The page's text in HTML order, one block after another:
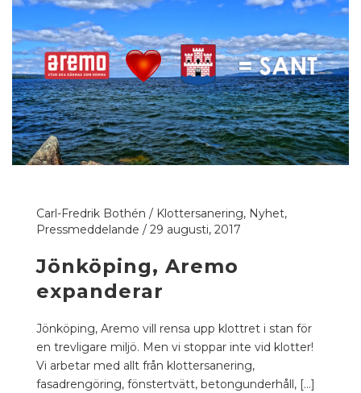
Carl-Fredrik Bothén / Klottersanering, Nyhet,
Pressmeddelande / 29 augusti, 2017
Jönköping, Aremo
expanderar
Jönköping, Aremo vill rensa upp klottret i stan för
en trevligare miljö. Men vi stoppar inte vid klotter!
Vi arbetar med allt från klottersanering,
fasadrengöring, fönstertvätt, betongunderhåll, [...]